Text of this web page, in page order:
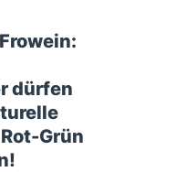
dürfen
Grün